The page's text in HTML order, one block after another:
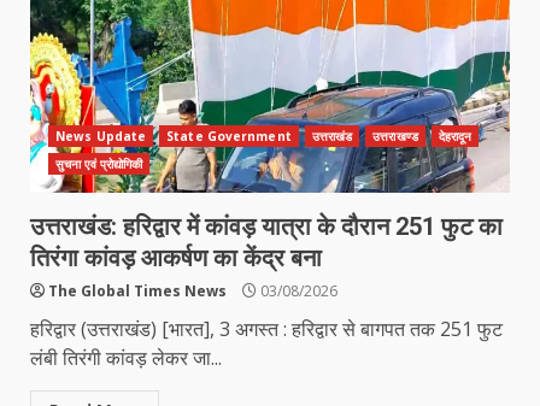
News Update State Government उत्तराखंड उत्तराखण्ड
देहरादून
सुचना एवं प्रोद्योगिकी
उत्तराखंड: हरिद्वार में कांवड़ यात्रा के दौरान 251 फुट का
तिरंगा कांवड़ आकर्षण का केंद्र बना
The Global Times News 03/08/2026
हरिद्वार (उत्तराखंड) [भारत], 3 अगस्त : हरिद्वार से बागपत तक 251 फुट
लंबी तिरंगी कांवड़ लेकर जा...